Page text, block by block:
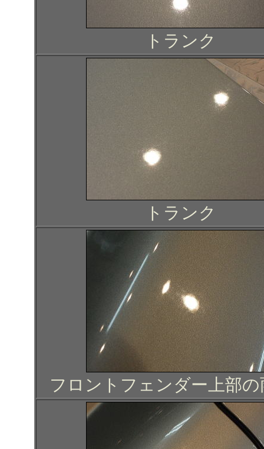
トランク
トランク
フロントフェンダー上部